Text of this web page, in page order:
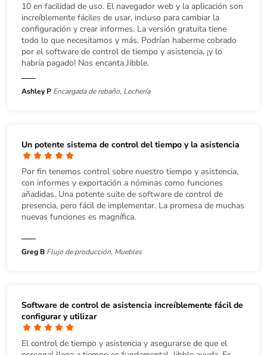
10 en facilidad de uso. El navegador web y la aplicación son
increíblemente fáciles de usar, incluso para cambiar la
configuración y crear informes. La versión gratuita tiene
todo lo que necesitamos y más. Podrían haberme cobrado
por el software de control de tiempo y asistencia, ¡y lo
habría pagado! Nos encanta Jibble.
Ashley P Encargada de rebaño, Lechería
Un potente sistema de control del tiempo y la asistencia
Por fin tenemos control sobre nuestro tiempo y asistencia,
con informes y exportación a nóminas como funciones
añadidas. Una potente suite de software de control de
presencia, pero fácil de implementar. La promesa de muchas
nuevas funciones es magnífica.
Greg B Flujo de producción, Muebles
Software de control de asistencia increíblemente fácil de
configurar y utilizar
El control de tiempo y asistencia y asegurarse de que el